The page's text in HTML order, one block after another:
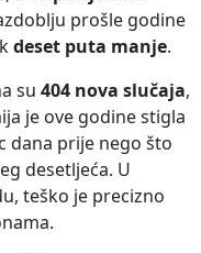
prošle godine
deset puta manje.
su 404 nova slučaja,
je ove godine stigla
dana prije nego što
desetljeća. U
teško je precizno